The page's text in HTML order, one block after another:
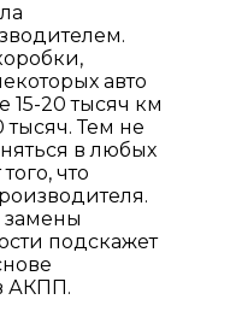
авто
15-20 тысяч км
тысяч. Тем не
в любых
что
замены
подскажет
АКПП.